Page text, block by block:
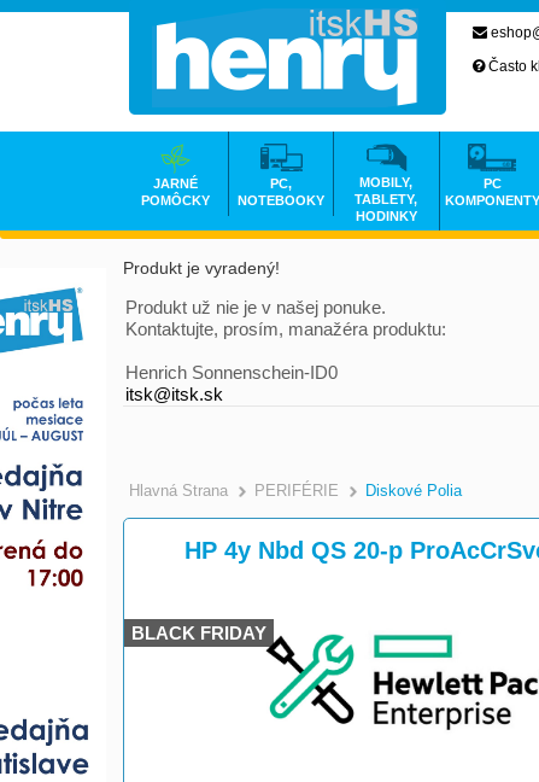
Produkt je vyradený!
Produkt už nie je v našej ponuke.
Kontaktujte, prosím, manažéra produktu:
Henrich Sonnenschein-ID0
itsk@itsk.sk
Hlavná Strana >
PERIFÉRIE >
Diskové Polia
HP 4y Nbd QS 20-p
BLACK FRIDAY
Často
JARNÉ
POMÔCKY
PC,
NOTEBOOKY
MOBILY,
TABLETY,
HODINKY
PC
KOMPONENTY